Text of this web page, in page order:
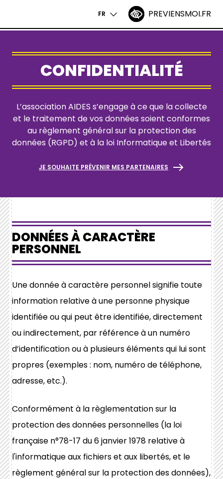
contenu
PREVIENSMOI.FR
FR
ACCESSIBILITÉ
CONFIDENTIALITÉ
L’association AIDES s’engage à ce que la collecte
et le traitement de vos données soient conformes
au règlement général sur la protection des
données (RGPD) et à la loi Informatique et Libertés
JE SOUHAITE PRÉVENIR MES PARTENAIRES
DONNÉES À CARACTÈRE
PERSONNEL
Une donnée à caractère personnel signifie toute
information relative à une personne physique
identifiée ou qui peut être identifiée, directement
ou indirectement, par référence à un numéro
d’identification ou à plusieurs éléments qui lui sont
propres (exemples : nom, numéro de téléphone,
adresse, etc.).
Conformément à la règlementation sur la
protection des données personnelles (la loi
française n°78-17 du 6 janvier 1978 relative à
l'informatique aux fichiers et aux libertés, et le
règlement général sur la protection des données),